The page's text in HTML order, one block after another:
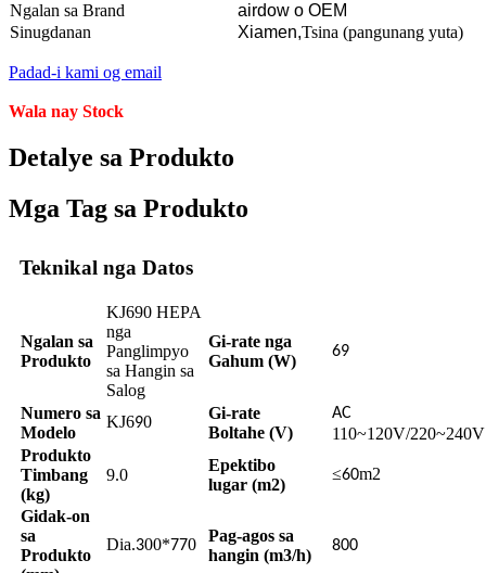
Ngalan sa Brand
airdow o OEM
Sinugdanan
Xiamen,Tsina (pangunang yuta)
Padad-i kami og email
Wala nay Stock
Detalye sa Produkto
Mga Tag sa Produkto
Teknikal nga Datos
Ngalan sa
Produkto
KJ690 HEPA
nga
Panglimpyo
sa Hangin sa
Salog
Gi-rate nga
Gahum (W)
69
Numero sa
Modelo
KJ690
Gi-rate
Boltahe (V)
AC
110~120V/220~240V
Produkto
Timbang
(kg)
9.0
Epektibo
lugar (m2)
≤60m2
Gidak-on
sa
Produkto
Dia.300*770
Pag-agos sa
hangin (m3/h)
800